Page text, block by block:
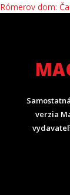
Rómerov dom:
verzia